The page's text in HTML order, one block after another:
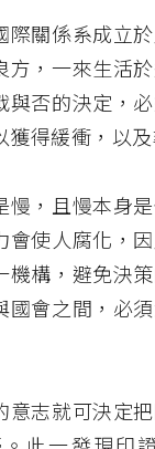
際關係系成立
，一來生活
與否的決定，
得緩衝，以
慢，且慢本身
會使人腐化，
機構，避免決
國會之間，必
意志就可決定